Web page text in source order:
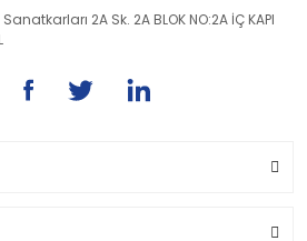
2A Sk. 2A BLOK NO:2A İÇ KAPI